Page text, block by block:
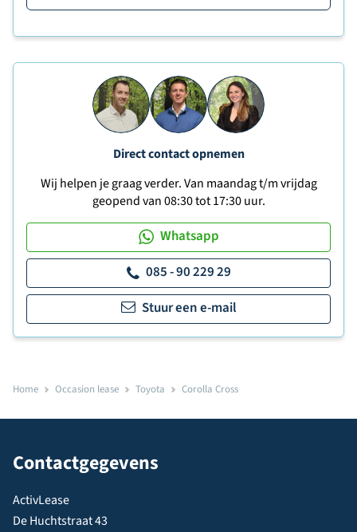
Direct contact opnemen
Wij helpen je graag verder. Van maandag t/m vrijdag
geopend van 08:30 tot 17:30 uur.
Whatsapp
085 - 90 229 29
Stuur een e-mail
Home Occasion lease Toyota Corolla Cross
Contactgegevens
ActivLease
De Huchtstraat 43